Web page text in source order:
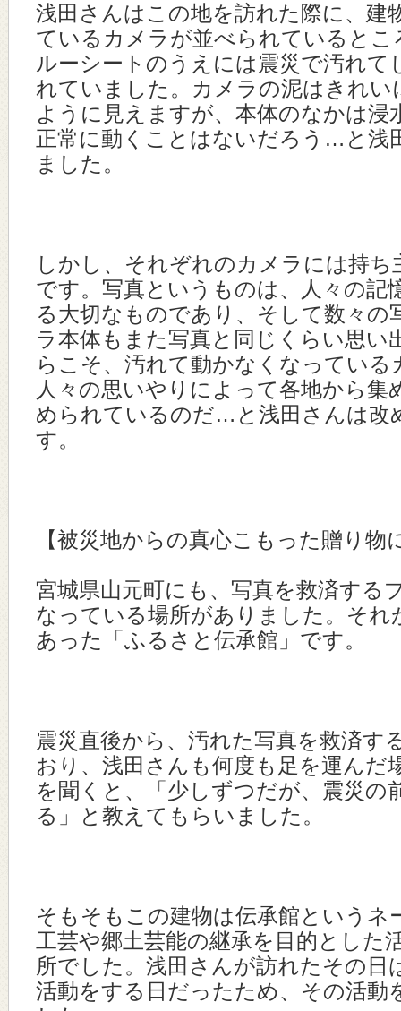
浅田さんはこの地を訪れた際に、建
ているカメラが並べられていると
ルーシートのうえには震災で汚れて
れていました。カメラの泥はきれい
ように見えますが、本体のなかは浸
正常に動くことはないだろう…と浅
ました。
しかし、それぞれのカメラには持
です。写真というものは、人々の記
る大切なものであり、そして数々の
ラ本体もまた写真と同じくらい思い
らこそ、汚れて動かなくなってい
人々の思いやりによって各地から集
められているのだ…と浅田さんは改
す。
【被災地からの真心こもった贈り物
宮城県山元町にも、写真を救済する
なっている場所がありました。それ
あった「ふるさと伝承館」です。
震災直後から、汚れた写真を救済す
おり、浅田さんも何度も足を運んだ
を聞くと、「少しずつだが、震災の
る」と教えてもらいました。
そもそもこの建物は伝承館というネ
工芸や郷土芸能の継承を目的とした
所でした。浅田さんが訪れたその日
活動をする日だったため、その活動